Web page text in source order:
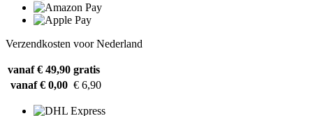
Verzendkosten voor Nederland
vanaf € 49,90 gratis
vanaf € 0,00 € 6,90